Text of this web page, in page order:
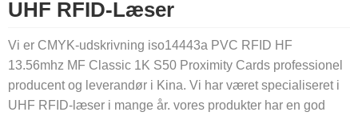
UHF RFID-Læser
Vi er CMYK-udskrivning iso14443a PVC RFID HF
13.56mhz MF Classic 1K S50 Proximity Cards professionel
producent og leverandør i Kina. Vi har været specialiseret i
UHF RFID-læser i mange år. vores produkter har en god